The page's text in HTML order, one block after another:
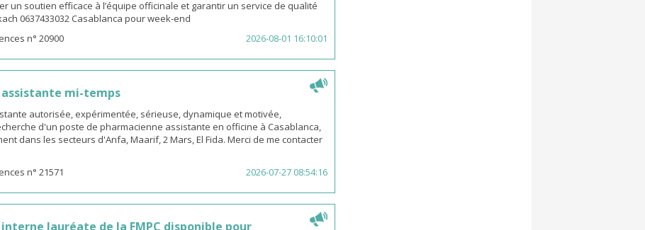
un soutien efficace à l’équipe officinale et garantir un service de qualité
0637433032 Casablanca pour week-end
n° 20900 2026-08-01 16:10:01
assistante mi-temps
autorisée, expérimentée, sérieuse, dynamique et motivée,
d'un poste de pharmacienne assistante en officine à Casablanca,
dans les secteurs d'Anfa, Maarif, 2 Mars, El Fida. Merci de me contacter
n° 21571 2026-07-27 08:54:16
lauréate de la FMPC disponible pour